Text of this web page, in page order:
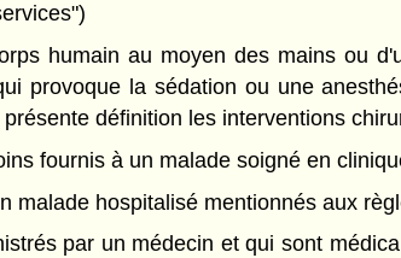
humain au moyen des mains ou
provoque la sédation ou une
définition les interventions
fournis à un malade soigné en
hospitalisé mentionnés aux
par un médecin et qui sont